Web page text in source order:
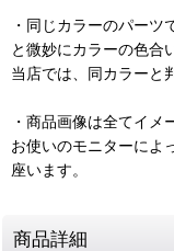
・同じカラーのパー
と微妙にカラーの色合
当店では、同カラーと
・商品画像は全てイメ
お使いのモニターによ
座います。
商品詳細